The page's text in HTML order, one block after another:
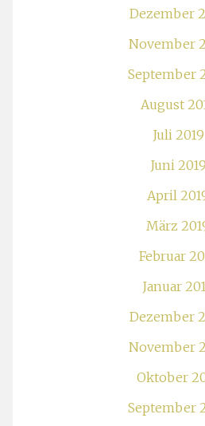
Dezember
November
September
August
Juli 2019
Juni 2019
April
März
Februar
Januar
Dezember
November
Oktober
September